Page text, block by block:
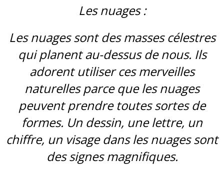
Les nuages :
Les nuages sont des masses célestres
qui planent au-dessus de nous. Ils
adorent utiliser ces merveilles
naturelles parce que les nuages
peuvent prendre toutes sortes de
formes. Un dessin, une lettre, un
chiffre, un visage dans les nuages sont
des signes magnifiques.